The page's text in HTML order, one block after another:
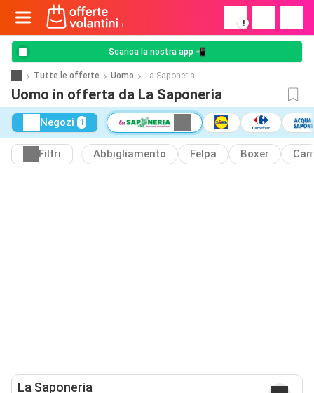
!
Scarica la nostra app 📲
Tutte le offerte Uomo La Saponeria
Uomo in offerta da La Saponeria
Negozi 1
Filtri Abbigliamento Felpa Boxer
La Saponeria